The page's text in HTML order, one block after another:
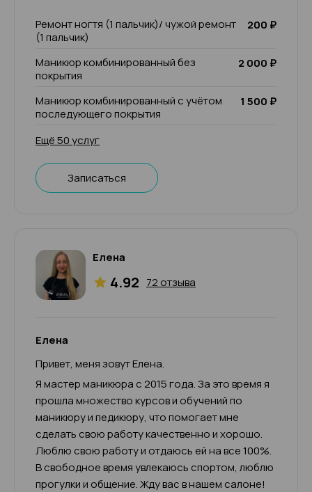
Ремонт ногтя (1 пальчик)/ чужой ремонт
(1 пальчик)
200 ₽
Маникюр комбинированный без
покрытия
2 000 ₽
Маникюр комбинированный с учётом
последующего покрытия
1 500 ₽
Ещё 50 услуг
Записаться
Елена
4.92 72 отзыва
Елена
Привет, меня зовут Елена.
Я мастер маникюра с 2015 года. За это время я
прошла множество курсов и обучений по
маникюру и педикюру, что помогает мне
сделать свою работу качественно и хорошо.
Люблю свою работу и отдаюсь ей на все 100%.
В свободное время увлекаюсь спортом, люблю
прогулки и общение. Жду вас в нашем салоне!